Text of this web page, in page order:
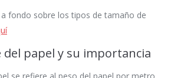
fondo sobre los tipos de tamaño de
del papel y su importancia